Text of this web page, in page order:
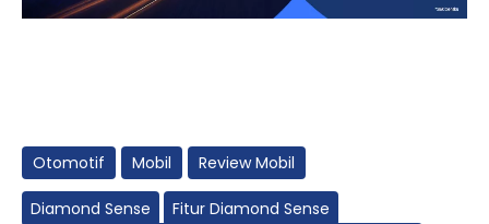
Otomotif Mobil Review Mobil
Diamond Sense
Fitur Diamond Sense